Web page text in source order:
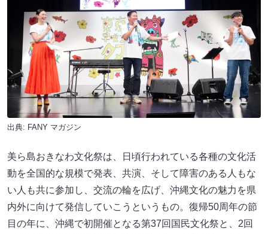
出典: FANY マガジン
美ら島おきなわ文化祭は、日頃行われている各種の文化活
動を全国的な規模で発表、共演、そして障害のある人もな
い人も共に参加し、交流の輪を広げ、沖縄文化の魅力を県
内外に向けて発信していこうというもの。復帰50周年の節
目の年に、沖縄で初開催となる第37回国民文化祭と、2回